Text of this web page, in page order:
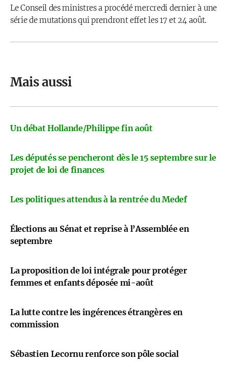
Le Conseil des ministres a procédé mercredi dernier à une
série de mutations qui prendront effet les 17 et 24 août.
Mais aussi
Un débat Hollande/Philippe fin août
Les députés se pencheront dès le 15 septembre sur le
projet de loi de finances
Les politiques attendus à la rentrée du Medef
Élections au Sénat et reprise à l’Assemblée en
septembre
La proposition de loi intégrale pour protéger
femmes et enfants déposée mi-août
La lutte contre les ingérences étrangères en
commission
Sébastien Lecornu renforce son pôle social